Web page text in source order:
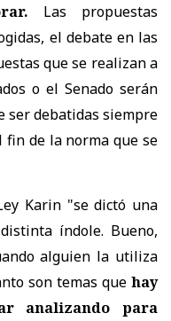
Las propuestas
el debate en las
que se realizan a
o el Senado serán
ser debatidas siempre
fin de la norma que se
Karin "se dictó una
índole. Bueno,
alguien la utiliza
son temas que hay
analizando para